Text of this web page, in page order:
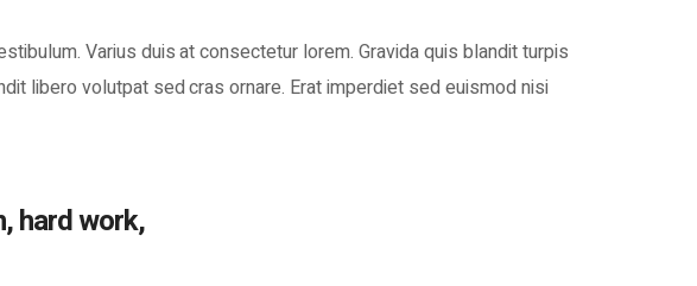
Varius duis at consectetur lorem. Gravida quis blandit turpis
libero volutpat sed cras ornare. Erat imperdiet sed euismod nisi
hard work,